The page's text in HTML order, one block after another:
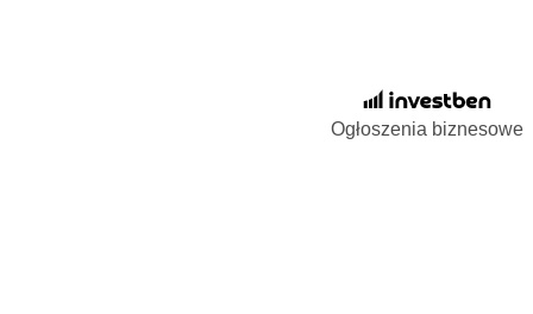
Ogłoszenia biznesowe